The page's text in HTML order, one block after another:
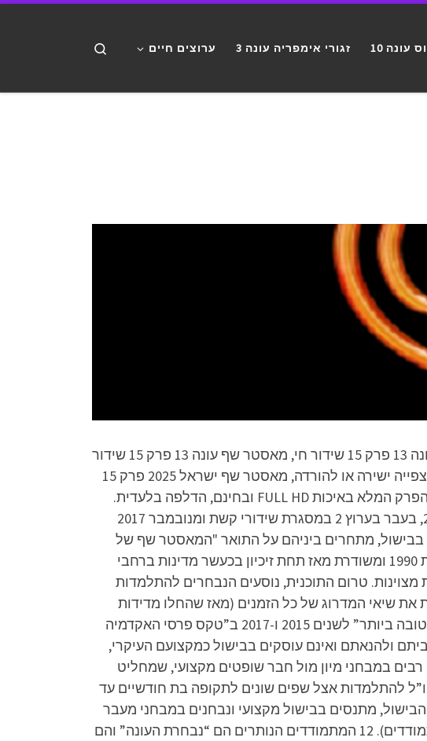
עונה 10 זגורי אימפריה עונה 3 ערוצים חיים
מאסטר שף עונה 13 פרק 15 לצפייה ישירה, מאסטר שף עונה 13 פרק 15 להורדה, מאסטר שף עונה 13 פרק 15 שידור חי, מאסטר שף עונה 13 פרק 15 שידור
ישיר, מאסטר שף ישראל עונה 13 פרק 15 לצפייה ישירה או להורדה, מאסטר שף 2025 פרק 15 לצפייה ישירה או להורדה, מאסטר שף ישראל 2025 פרק 15
לצפייה ישירה או להורדה, מאסטר שף ישראל 2025 עונה 13 פרק 15 לצפייה ישירה או להורדה – הפרק המלא באיכות FULL HD ובחינם, הדלפה בלעדית.
תקציר הסדרה: מאסטר שף היא תוכנית מציאות ישראלית המשודרת, החל מ-14 באוקטובר 2010, בעבר בערוץ 2 במסגרת שידורי קשת ומנובמבר 2017
בבישול, מתחרים ביניהם על התואר "המאסטר שף של
ישראל". התוכנית מבוססת על תוכנית בריטית בשם זהה, ששודרה לראשונה ברשת ה-BBC בשנת 1990 ומשודרת מאז תחת זיכיון בכעשר מדינות ברחבי
מצוינות. טרום התוכנית, נוסעים הנבחרים להתלמדות
שיאי המדרוג של כל הזמנים (מאז שהחלו מדידות
המדרוג), עם שיא של 46.6% אחוזי צפייה. “מאסטר שף” היא זוכת שני פרסי “תוכנית המציאות הטובה ביותר” לשנים 2015 ו-2017 ב”טקס פרסי האקדמיה
ולהנאתם ואינם עוסקים בבישול כמקצועם העיקרי,
במבחני מיון מול חבר שופטים מקצועי, שמחליט
מתמודדים אלו נוסעים לחו”ל להתלמדות אצל שפים שונים לתקופה בת חודשיים עד
מתנסים בבישול מקצועי ונבחנים במבחני מעבר
שונים. לאחר שלב זה מנופים 36 מתמודדים (בכל העונות מלבד העונה הראשונה, בה נופו 38 מתמודדים). 12 המתמודדים הנותרים הם “נבחרת העונה” והם